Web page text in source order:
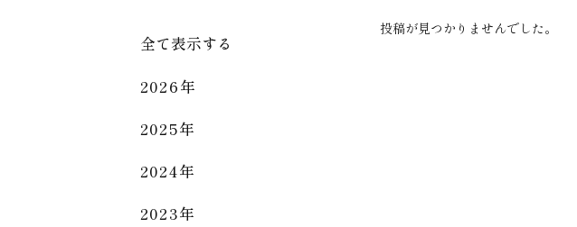
投稿が見つかりませんでした。
全て表示する
2026年
2025年
2024年
2023年